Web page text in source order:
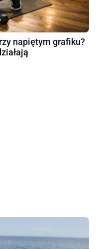
napiętym grafiku?